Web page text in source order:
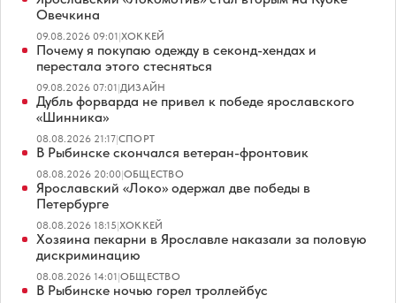
Овечкина
09.08.2026 09:01|ХОККЕЙ
Почему я покупаю одежду в секонд-хендах и
перестала этого стесняться
09.08.2026 07:01|ДИЗАЙН
Дубль форварда не привел к победе ярославского
«Шинника»
08.08.2026 21:17|СПОРТ
В Рыбинске скончался ветеран-фронтовик
08.08.2026 20:00|ОБЩЕСТВО
Ярославский «Локо» одержал две победы в
Петербурге
08.08.2026 18:15|ХОККЕЙ
Хозяина пекарни в Ярославле наказали за половую
дискриминацию
08.08.2026 14:01|ОБЩЕСТВО
В Рыбинске ночью горел троллейбус